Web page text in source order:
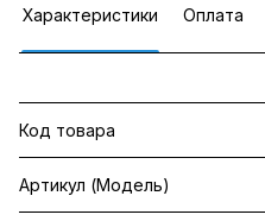
Характеристики Оплата
Код товара
Артикул (Модель)